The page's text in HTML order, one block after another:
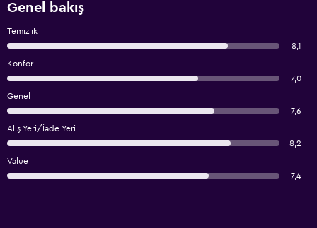
Genel bakış
Temizlik
8,1
Konfor
7,0
Genel
7,6
Alış Yeri/İade Yeri
8,2
Value
7,4